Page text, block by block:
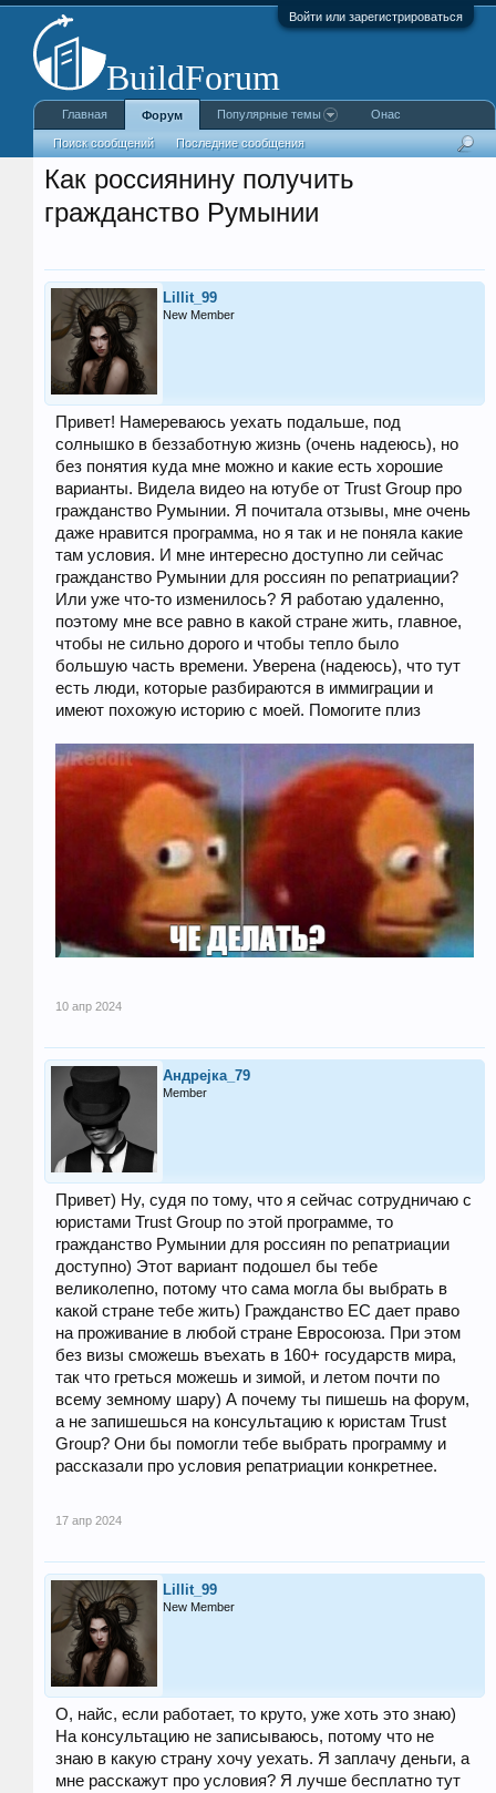
Войти или зарегистрироваться
Как россиянину получить
гражданство Румынии
Lillit_99
New Member
Привет! Намереваюсь уехать подальше, под
солнышко в беззаботную жизнь (очень надеюсь), но
без понятия куда мне можно и какие есть хорошие
варианты. Видела видео на ютубе от Trust Group про
гражданство Румынии. Я почитала отзывы, мне очень
даже нравится программа, но я так и не поняла какие
там условия. И мне интересно доступно ли сейчас
гражданство Румынии для россиян по репатриации?
Или уже что-то изменилось? Я работаю удаленно,
поэтому мне все равно в какой стране жить, главное,
чтобы не сильно дорого и чтобы тепло было
большую часть времени. Уверена (надеюсь), что тут
есть люди, которые разбираются в иммиграции и
имеют похожую историю с моей. Помогите плиз
10 апр 2024
Андреjка_79
Member
Привет) Ну, судя по тому, что я сейчас сотрудничаю с
юристами Trust Group по этой программе, то
гражданство Румынии для россиян по репатриации
доступно) Этот вариант подошел бы тебе
великолепно, потому что сама могла бы выбрать в
какой стране тебе жить) Гражданство ЕС дает право
на проживание в любой стране Евросоюза. При этом
без визы сможешь въехать в 160+ государств мира,
так что греться можешь и зимой, и летом почти по
всему земному шару) А почему ты пишешь на форум,
а не запишешься на консультацию к юристам Trust
Group? Они бы помогли тебе выбрать программу и
рассказали про условия репатриации конкретнее.
17 апр 2024
Lillit_99
New Member
О, найс, если работает, то круто, уже хоть это знаю)
На консультацию не записываюсь, потому что не
знаю в какую страну хочу уехать. Я заплачу деньги, а
мне расскажут про условия? Я лучше бесплатно тут
Главная Форум
Поиск сообщений Последние сообщения
Популярные темы Онас